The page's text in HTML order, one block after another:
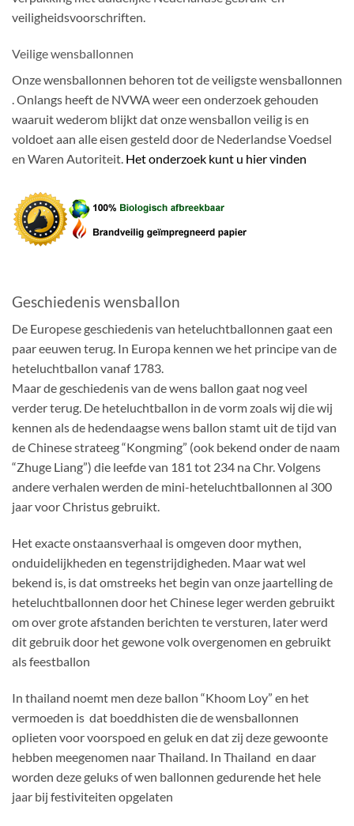
veiligheidsvoorschriften.
Veilige wensballonnen
Onze wensballonnen behoren tot de veiligste wensballonnen
. Onlangs heeft de NVWA weer een onderzoek gehouden
waaruit wederom blijkt dat onze wensballon veilig is en
voldoet aan alle eisen gesteld door de Nederlandse Voedsel
en Waren Autoriteit. Het onderzoek kunt u hier vinden
Geschiedenis wensballon
De Europese geschiedenis van heteluchtballonnen gaat een
paar eeuwen terug. In Europa kennen we het principe van de
heteluchtballon vanaf 1783.
Maar de geschiedenis van de wens ballon gaat nog veel
verder terug. De heteluchtballon in de vorm zoals wij die wij
kennen als de hedendaagse wens ballon stamt uit de tijd van
de Chinese strateeg “Kongming” (ook bekend onder de naam
“Zhuge Liang”) die leefde van 181 tot 234 na Chr. Volgens
andere verhalen werden de mini-heteluchtballonnen al 300
jaar voor Christus gebruikt.
Het exacte onstaansverhaal is omgeven door mythen,
onduidelijkheden en tegenstrijdigheden. Maar wat wel
bekend is, is dat omstreeks het begin van onze jaartelling de
heteluchtballonnen door het Chinese leger werden gebruikt
om over grote afstanden berichten te versturen, later werd
dit gebruik door het gewone volk overgenomen en gebruikt
als feestballon
In thailand noemt men deze ballon “Khoom Loy” en het
vermoeden is dat boeddhisten die de wensballonnen
oplieten voor voorspoed en geluk en dat zij deze gewoonte
hebben meegenomen naar Thailand. In Thailand en daar
worden deze geluks of wen ballonnen gedurende het hele
jaar bij festiviteiten opgelaten